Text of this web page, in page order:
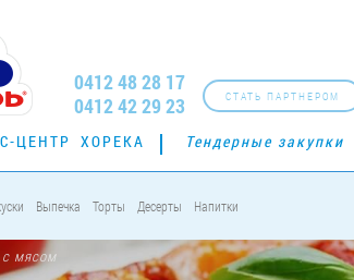
СТАТЬ ПАРТНЕРОМ
0412 48 28 17
0412 42 29 23
ЦЕНТР ХОРЕКА Тендерные закупки
Выпечка Торты Десерты Напитки
с мясом